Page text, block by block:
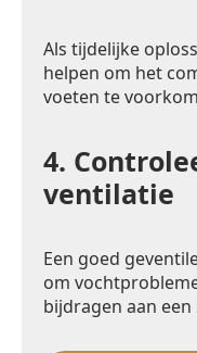
Als tijdelijke
helpen om het
voeten te
4.
ventilatie
Een goed
om
bijdragen aan een